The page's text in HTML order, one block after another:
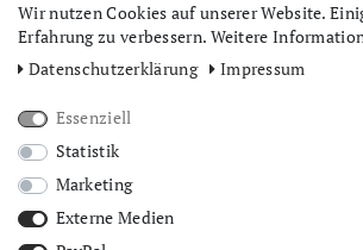
Wir nutzen Cookies auf unserer Website.
Erfahrung zu verbessern. Weitere
Daten­schutz­erklärung
Impressum
Essenziell
Statistik
Marketing
Externe Medien